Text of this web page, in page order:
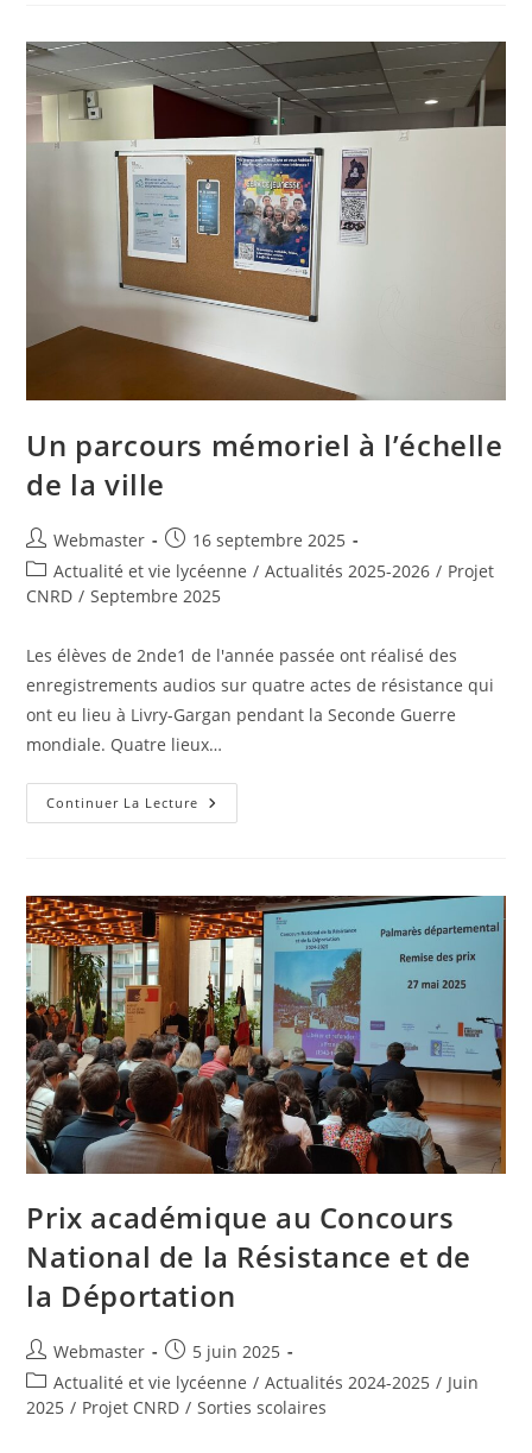
Livryenne
Un parcours mémoriel à l’échelle
de la ville
Auteur/autrice
de
la
publication :
Webmaster
Publication
publiée :
16 septembre 2025
Post
category:
Actualité et vie lycéenne / Actualités 2025-2026 / Projet
CNRD / Septembre 2025
Les élèves de 2nde1 de l'année passée ont réalisé des
enregistrements audios sur quatre actes de résistance qui
ont eu lieu à Livry-Gargan pendant la Seconde Guerre
mondiale. Quatre lieux…
Continuer La Lecture Un
Parcours
La
Ville
Prix académique au Concours
National de la Résistance et de
la Déportation
Auteur/autrice
de
la
publication :
Webmaster
Publication
publiée :
5 juin 2025
Post
category:
Actualité et vie lycéenne / Actualités 2024-2025 / Juin
2025 / Projet CNRD / Sorties scolaires